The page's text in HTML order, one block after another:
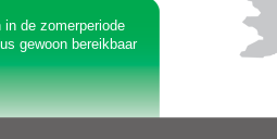
in de zomerperiode
gewoon bereikbaar